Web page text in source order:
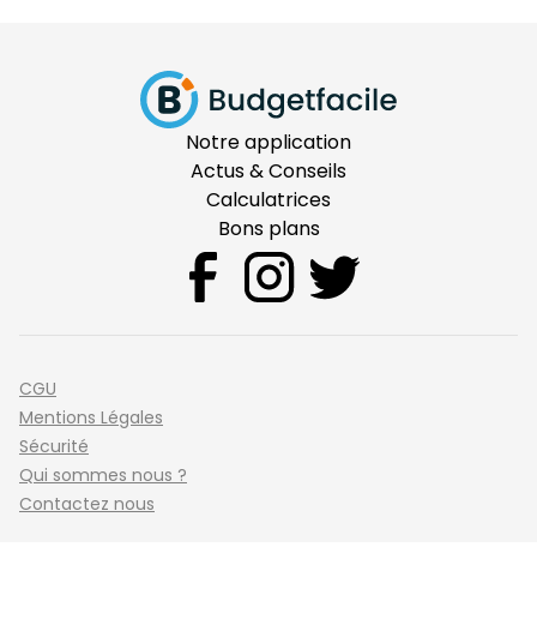
Notre application
Actus & Conseils
Calculatrices
Bons plans
CGU
Mentions Légales
Sécurité
Qui sommes nous ?
Contactez nous